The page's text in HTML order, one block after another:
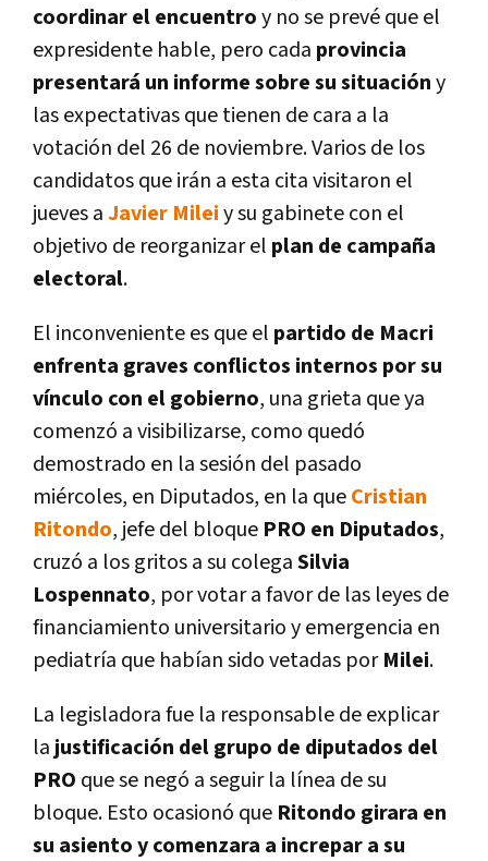
coordinar el encuentroy no se prevé que el
expresidente hable, pero cada provincia
presentará un informe sobre su situacióny
las expectativas que tienen de cara a la
votación del 26 de noviembre. Varios de los
candidatos que irán a esta cita visitaron el
jueves aJavier Mileiy su gabinete con el
objetivo de reorganizar el plan de campaña
electoral.
El inconveniente es que el partido de Macri
enfrenta graves conflictos internos por su
vínculo con el gobierno, una grieta que ya
comenzó a visibilizarse, como quedó
demostrado en la sesión del pasado
miércoles, en Diputados, en la queCristian
Ritondo, jefe del bloque PRO en Diputados,
cruzó a los gritos a su colegaSilvia
Lospennato, por votar a favor de las leyes de
financiamiento universitario y emergencia en
pediatría que habían sido vetadas porMilei.
La legisladora fue la responsable de explicar
la justificación del grupo de diputados del
PRO que se negó a seguir la línea de su
bloque. Esto ocasionó que Ritondo girara en
su asiento y comenzara a increpar a su